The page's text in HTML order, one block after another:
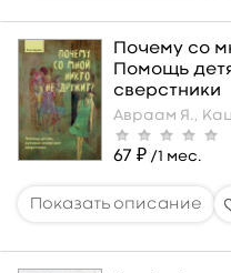
Почему со
Помощь
сверстники
Авраам Я., Кац
67 ₽ /1 мес.